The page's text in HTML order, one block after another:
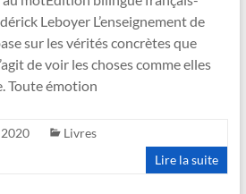
Leboyer L’enseignement de
sur les vérités concrètes que
de voir les choses comme elles
Toute émotion
Livres
Lire la suite